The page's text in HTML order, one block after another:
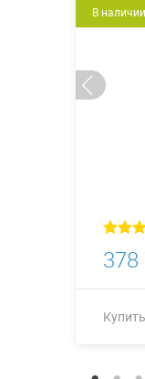
В наличии
378